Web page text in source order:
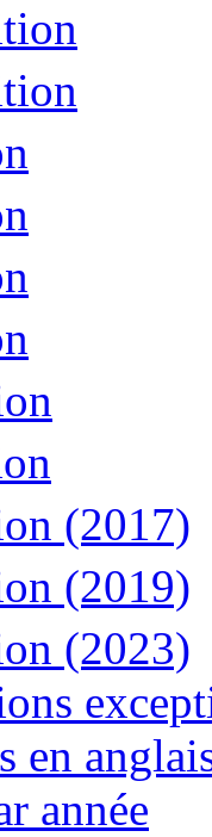
(2017)
(2019)
(2023)
en
année